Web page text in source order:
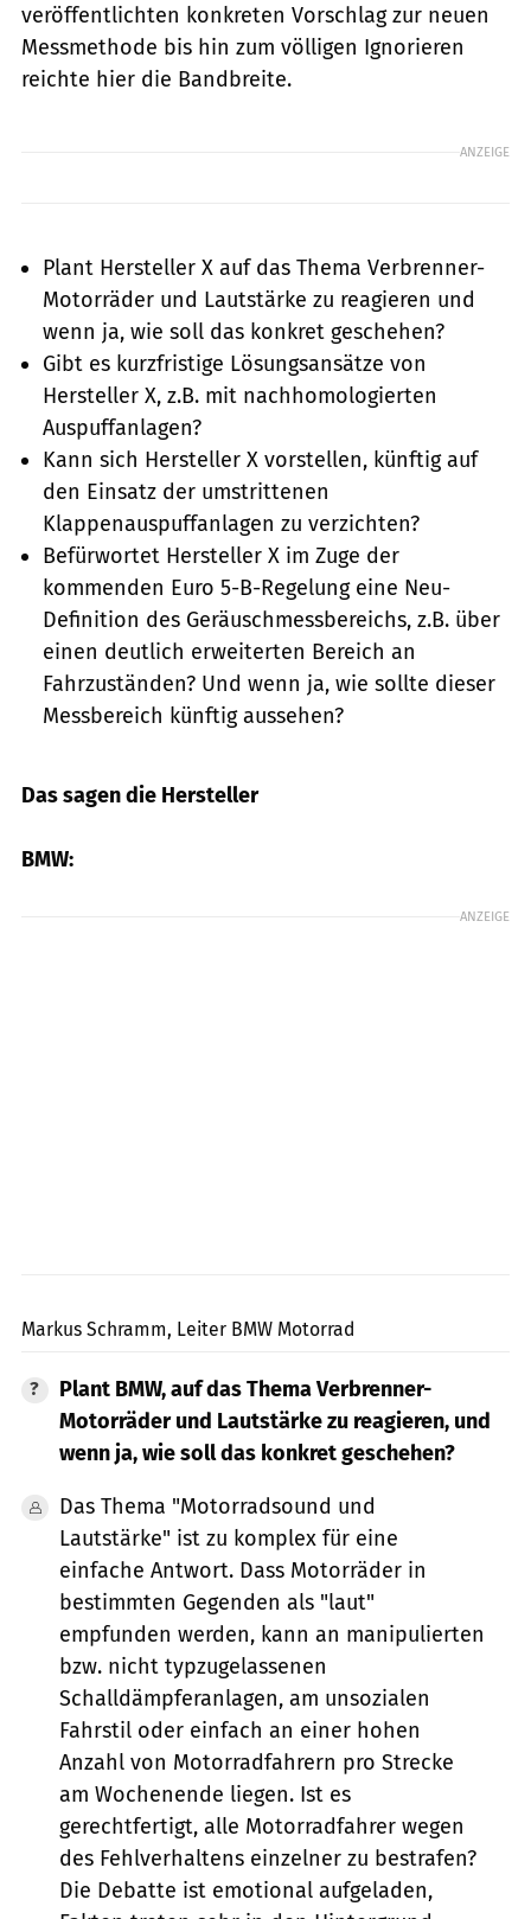
veröffentlichten konkreten Vorschlag zur neuen
Messmethode bis hin zum völligen Ignorieren
reichte hier die Bandbreite.
ANZEIGE
Plant Hersteller X auf das Thema Verbrenner-
Motorräder und Lautstärke zu reagieren und
wenn ja, wie soll das konkret geschehen?
Gibt es kurzfristige Lösungsansätze von
Hersteller X, z.B. mit nachhomologierten
Auspuffanlagen?
Kann sich Hersteller X vorstellen, künftig auf
den Einsatz der umstrittenen
Klappenauspuffanlagen zu verzichten?
Befürwortet Hersteller X im Zuge der
kommenden Euro 5-B-Regelung eine Neu-
Definition des Geräuschmessbereichs, z.B. über
einen deutlich erweiterten Bereich an
Fahrzuständen? Und wenn ja, wie sollte dieser
Messbereich künftig aussehen?
Das sagen die Hersteller
BMW:
ANZEIGE
Markus Schramm, Leiter BMW Motorrad
Plant BMW, auf das Thema Verbrenner-
Motorräder und Lautstärke zu reagieren, und
wenn ja, wie soll das konkret geschehen?
Das Thema "Motorradsound und
Lautstärke" ist zu komplex für eine
einfache Antwort. Dass Motorräder in
bestimmten Gegenden als "laut"
empfunden werden, kann an manipulierten
bzw. nicht typzugelassenen
Schalldämpferanlagen, am unsozialen
Fahrstil oder einfach an einer hohen
Anzahl von Motorradfahrern pro Strecke
am Wochenende liegen. Ist es
gerechtfertigt, alle Motorradfahrer wegen
des Fehlverhaltens einzelner zu bestrafen?
Die Debatte ist emotional aufgeladen,